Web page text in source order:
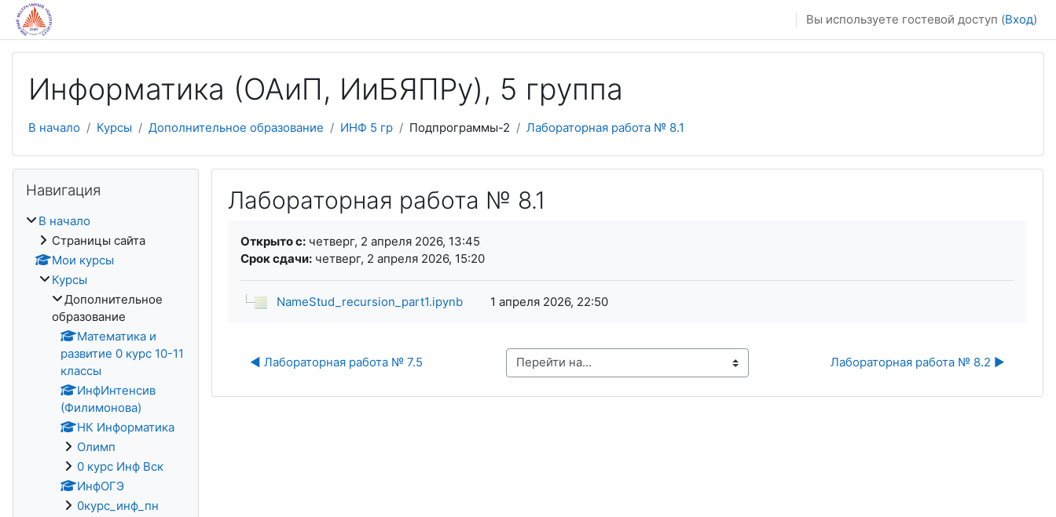
Перейти к основному содержанию
Вы используете гостевой доступ (Вход)
Информатика (ОАиП, ИиБЯПPy), 5 группа
В начало Курсы Дополнительное образование ИНФ 5 гр Подпрограммы-2 Лабораторная работа № 8.1
Лабораторная работа № 8.1
Открыто с:четверг, 2 апреля 2026, 13:45
Срок сдачи:четверг, 2 апреля 2026, 15:20
NameStud_recursion_part1.ipynb 1 апреля 2026, 22:50
◀︎ Лабораторная работа № 7.5 Перейти на... Лабораторная работа № 8.2 ▶︎
Навигация
В начало
Страницы сайта
Мои курсы
Курсы
Дополнительное
образование
Математика и
развитие 0 курс 10-11
классы
ИнфИнтенсив
(Филимонова)
НК Информатика
Олимп
0 курс Инф Вск
ИнфОГЭ
0курс_инф_пн